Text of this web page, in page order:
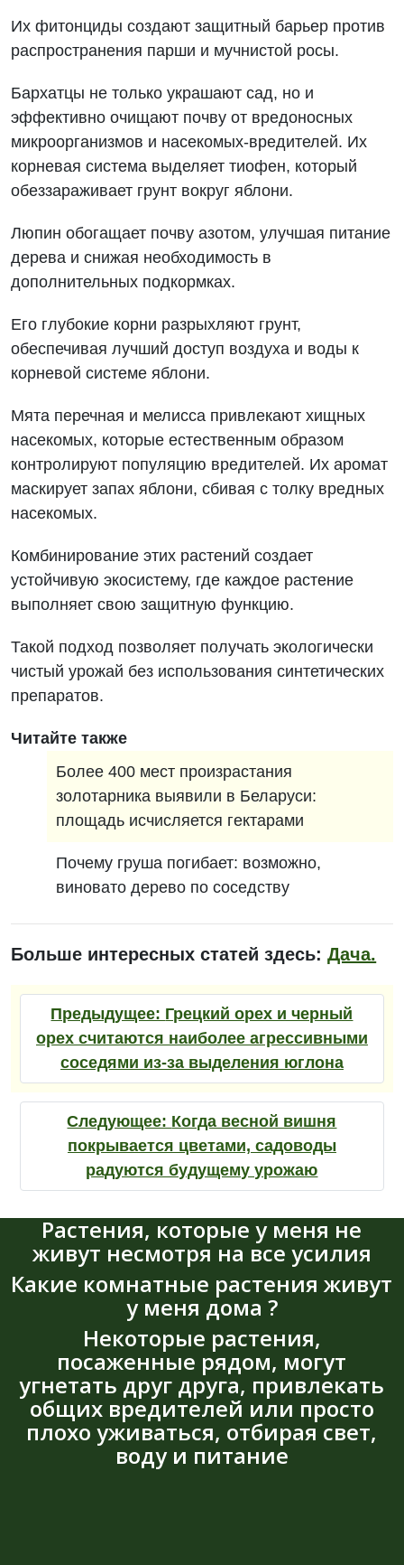
Их фитонциды создают защитный барьер против
распространения парши и мучнистой росы.
Бархатцы не только украшают сад, но и
эффективно очищают почву от вредоносных
микроорганизмов и насекомых-вредителей. Их
корневая система выделяет тиофен, который
обеззараживает грунт вокруг яблони.
Люпин обогащает почву азотом, улучшая питание
дерева и снижая необходимость в
дополнительных подкормках.
Его глубокие корни разрыхляют грунт,
обеспечивая лучший доступ воздуха и воды к
корневой системе яблони.
Мята перечная и мелисса привлекают хищных
насекомых, которые естественным образом
контролируют популяцию вредителей. Их аромат
маскирует запах яблони, сбивая с толку вредных
насекомых.
Комбинирование этих растений создает
устойчивую экосистему, где каждое растение
выполняет свою защитную функцию.
Такой подход позволяет получать экологически
чистый урожай без использования синтетических
препаратов.
Читайте также
Более 400 мест произрастания
золотарника выявили в Беларуси:
площадь исчисляется гектарами
Почему груша погибает: возможно,
виновато дерево по соседству
Больше интересных статей здесь:Дача.
Предыдущее: Грецкий орех и черный
орех считаются наиболее агрессивными
соседями из-за выделения юглона
Следующее: Когда весной вишня
покрывается цветами, садоводы
радуются будущему урожаю
Растения, которые у меня не
живут несмотря на все усилия
Какие комнатные растения живут
у меня дома ?
Некоторые растения,
посаженные рядом, могут
угнетать друг друга, привлекать
общих вредителей или просто
плохо уживаться, отбирая свет,
воду и питание